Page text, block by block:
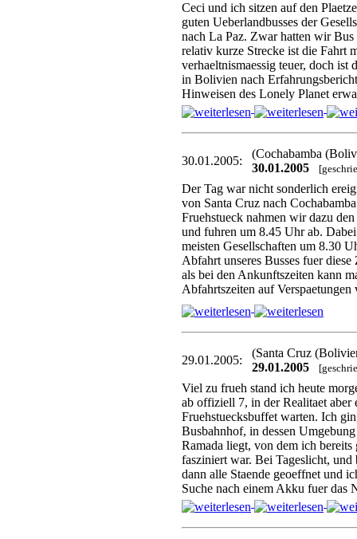
Ceci und ich sitzen auf den
guten Ueberlandbusses der
nach La Paz. Zwar hatten wir
relativ kurze Strecke ist die Fahrt
verhaeltnismaessig teuer, doch ist
in Bolivien nach
Hinweisen des Lonely Planet
30.01.2005:
(Cochabamba
30.01.2005
Der Tag war nicht sonderlich
von Santa Cruz nach
Fruehstueck nahmen wir dazu
und fuhren um 8.45 Uhr ab.
meisten Gesellschaften um 8.30
Abfahrt unseres Busses fuer
als bei den Ankunftszeiten kann
Abfahrtszeiten auf
29.01.2005:
(Santa Cruz
29.01.2005
Viel zu frueh stand ich heute
ab offiziell 7, in der Realitaet aber
Fruehstuecksbuffet warten. Ich
Busbahnhof, in dessen
Ramada liegt, von dem ich
fasziniert war. Bei Tageslicht, und
dann alle Staende geoeffnet und
Suche nach einem Akku fuer das